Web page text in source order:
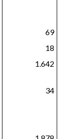
69
18
1.642
34